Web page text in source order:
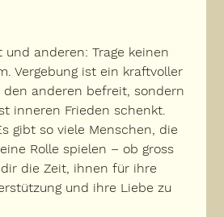
und anderen: Trage keinen
Vergebung ist ein kraftvoller
anderen befreit, sondern
inneren Frieden schenkt.
gibt so viele Menschen, die
Rolle spielen – ob gross
die Zeit, ihnen für ihre
und ihre Liebe zu